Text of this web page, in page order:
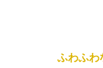
ふわふわ